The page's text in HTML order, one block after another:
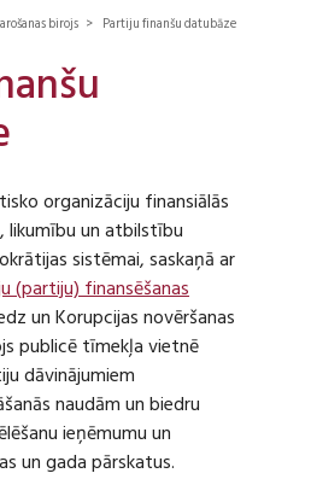
birojs > Partiju finanšu datubāze
organizāciju finansiālās
un atbilstību
sistēmai, saskaņā ar
(partiju) finansēšanas
un Korupcijas novēršanas
publicē tīmekļa vietnē
dāvinājumiem
naudām un biedru
ieņēmumu un
un gada pārskatus.